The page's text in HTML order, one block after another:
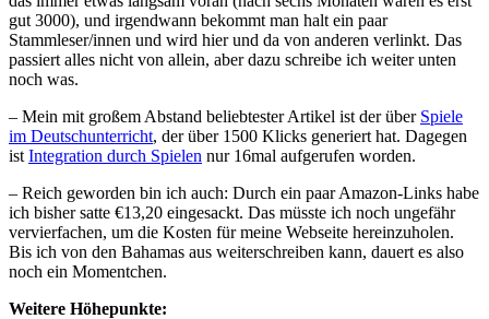
gut 3000), und irgendwann bekommt man halt ein paar
Stammleser/innen und wird hier und da von anderen verlinkt. Das
passiert alles nicht von allein, aber dazu schreibe ich weiter unten
noch was.
– Mein mit großem Abstand beliebtester Artikel ist der über Spiele
im Deutschunterricht, der über 1500 Klicks generiert hat. Dagegen
ist Integration durch Spielen nur 16mal aufgerufen worden.
– Reich geworden bin ich auch: Durch ein paar Amazon-Links habe
ich bisher satte €13,20 eingesackt. Das müsste ich noch ungefähr
vervierfachen, um die Kosten für meine Webseite hereinzuholen.
Bis ich von den Bahamas aus weiterschreiben kann, dauert es also
noch ein Momentchen.
Weitere Höhepunkte: